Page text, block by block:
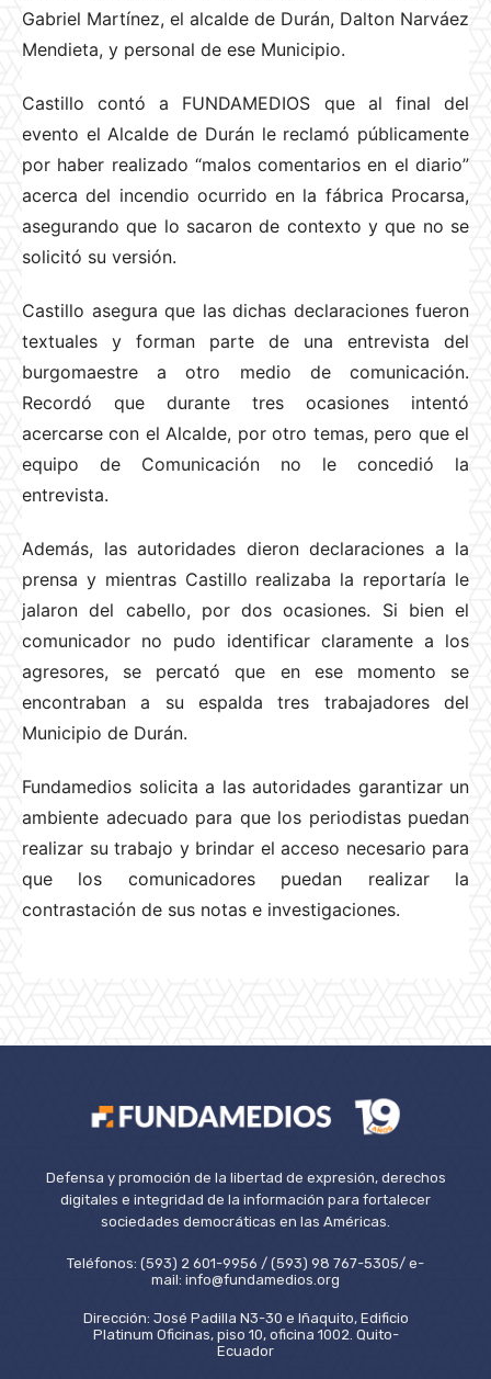
Gabriel Martínez, el alcalde de Durán, Dalton Narváez
Mendieta, y personal de ese Municipio.
Castillo contó a FUNDAMEDIOS que al final del
evento el Alcalde de Durán le reclamó públicamente
por haber realizado “malos comentarios en el diario”
acerca del incendio ocurrido en la fábrica Procarsa,
asegurando que lo sacaron de contexto y que no se
solicitó su versión.
Castillo asegura que las dichas declaraciones fueron
textuales y forman parte de una entrevista del
burgomaestre a otro medio de comunicación.
Recordó que durante tres ocasiones intentó
acercarse con el Alcalde, por otro temas, pero que el
equipo de Comunicación no le concedió la
entrevista.
Además, las autoridades dieron declaraciones a la
prensa y mientras Castillo realizaba la reportaría le
jalaron del cabello, por dos ocasiones. Si bien el
comunicador no pudo identificar claramente a los
agresores, se percató que en ese momento se
encontraban a su espalda tres trabajadores del
Municipio de Durán.
Fundamedios solicita a las autoridades garantizar un
ambiente adecuado para que los periodistas puedan
realizar su trabajo y brindar el acceso necesario para
que los comunicadores puedan realizar la
contrastación de sus notas e investigaciones.
Defensa y promoción de la libertad de expresión, derechos
digitales e integridad de la información para fortalecer
sociedades democráticas en las Américas.
Teléfonos: (593) 2 601-9956 / (593) 98 767-5305/ e-
mail: info@fundamedios.org
Dirección: José Padilla N3-30 e Iñaquito, Edificio
Platinum Oficinas, piso 10, oficina 1002. Quito-
Ecuador